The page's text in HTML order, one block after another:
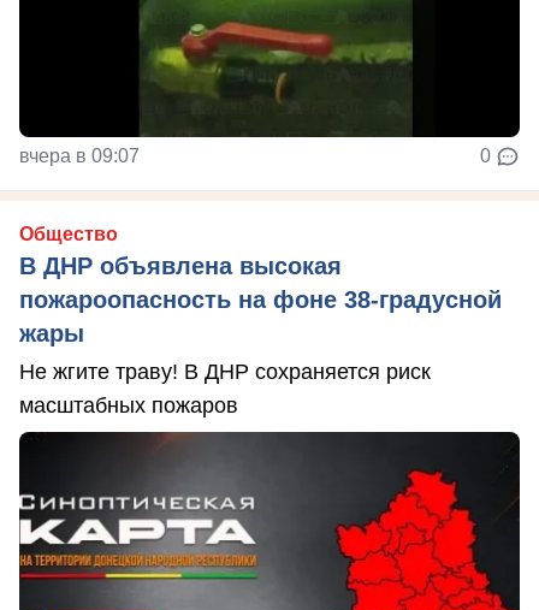
вчера в 09:07 0
Общество
В ДНР объявлена высокая
пожароопасность на фоне 38-градусной
жары
Не жгите траву! В ДНР сохраняется риск
масштабных пожаров